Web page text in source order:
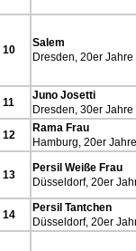
10
Salem
Dresden, 20er Jahre
11
Juno Josetti
Dresden, 30er Jahre
12
Rama Frau
Hamburg, 20er Jahre
13
Persil Weiße Frau
Düsseldorf, 20er
14
Persil Tantchen
Düsseldorf, 20er